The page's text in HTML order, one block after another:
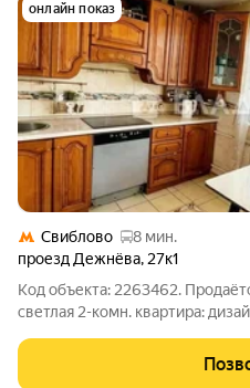
онлайн показ
Свиблово
8 мин.
проезд Дежнёва, 27к1
Код объекта: 2263462.
светлая 2-комн. квартира:
Продается уникальная
Южное Медведково. Это не